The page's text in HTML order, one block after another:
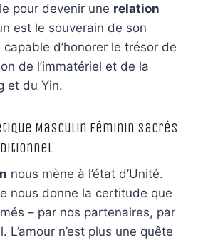
pour devenir une relation
est le souverain de son
d’honorer le trésor de
de l’immatériel et de la
et du Yin.
Masculin Féminin Sacrés
nous mène à l’état d’Unité.
nous donne la certitude que
– par nos partenaires, par
L’amour n’est plus une quête